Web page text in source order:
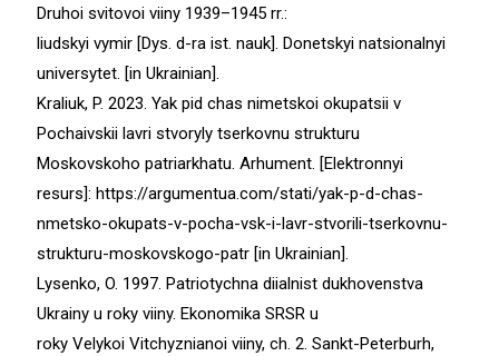
Druhoi svitovoi viiny 1939–1945 rr.:
liudskyi vymir [Dys. d-ra ist. nauk]. Donetskyi natsionalnyi
universytet. [in Ukrainian].
Kraliuk, P. 2023. Yak pid chas nimetskoi okupatsii v
Pochaivskii lavri stvoryly tserkovnu strukturu
Moskovskoho patriarkhatu. Arhument. [Elektronnyi
resurs]: https://argumentua.com/stati/yak-p-d-chas-
nmetsko-okupats-v-pocha-vsk-i-lavr-stvorili-tserkovnu-
strukturu-moskovskogo-patr [in Ukrainian].
Lysenko, O. 1997. Patriotychna diialnist dukhovenstva
Ukrainy u roky viiny. Ekonomika SRSR u
roky Velykoi Vitchyznianoi viiny, сh. 2. Sankt-Peterburh,